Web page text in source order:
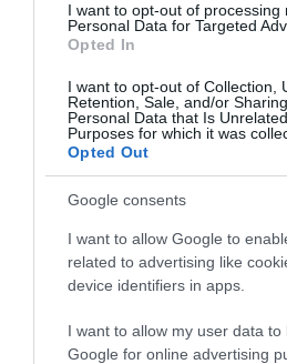
I want to opt-out of processing
Personal Data for Targeted
Opted In
I want to opt-out of Collection,
Retention, Sale, and/or
Personal Data that Is
Purposes for which it was
Opted Out
Google consents
I want to allow Google to
related to advertising like
device identifiers in apps.
I want to allow my user data to
Google for online advertising
Παρακαλώ Περιμένετε...
ΕΞΑΙΡΕΣΗ – ΒΙΣΣΗ ΑΝΝΑ